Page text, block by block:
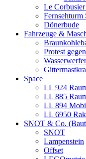
Le
Fernsehturm
Dönerbude
Fahrzeuge &
Protest
Wasserwerfer
Space
LL 924
LL 885
LL 894
LL 6950
SNOT & Co.
SNOT
Lampenstein
Offset